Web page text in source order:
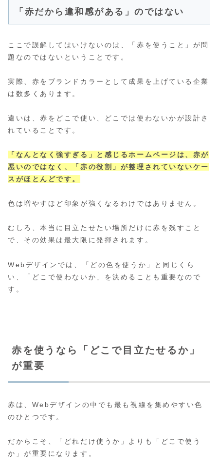
「赤だから違和感がある」のではない
ここで誤解してはいけないのは、「赤を使うこと」が問
題なのではないということです。
実際、赤をブランドカラーとして成果を上げている企業
は数多くあります。
違いは、赤をどこで使い、どこでは使わないかが設計さ
れていることです。
「なんとなく強すぎる」と感じるホームページは、赤が
悪いのではなく、「赤の役割」が整理されていないケー
スがほとんどです。
色は増やすほど印象が強くなるわけではありません。
むしろ、本当に目立たせたい場所だけに赤を残すこと
で、その効果は最大限に発揮されます。
Webデザインでは、「どの色を使うか」と同じくら
い、「どこで使わないか」を決めることも重要なので
す。
赤を使うなら「どこで目立たせるか」
が重要
赤は、Webデザインの中でも最も視線を集めやすい色
のひとつです。
だからこそ、「どれだけ使うか」よりも「どこで使う
か」が重要になります。